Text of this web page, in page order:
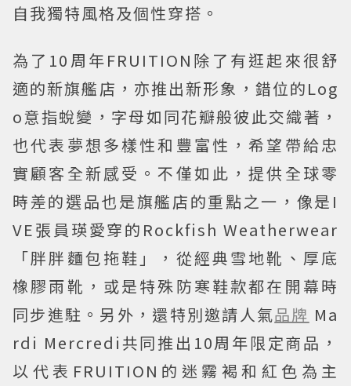
自我獨特風格及個性穿搭。
為了10周年FRUITION除了有逛起來很舒
適的新旗艦店，亦推出新形象，錯位的Log
o意指蛻變，字母如同花瓣般彼此交織著，
也代表夢想多樣性和豐富性，希望帶給忠
實顧客全新感受。不僅如此，提供全球零
時差的選品也是旗艦店的重點之一，像是I
VE張員瑛愛穿的Rockfish Weatherwear
「胖胖麵包拖鞋」，從經典雪地靴、厚底
橡膠雨靴，或是特殊防寒鞋款都在開幕時
同步進駐。另外，還特別邀請人氣品牌 Ma
rdi Mercredi共同推出10周年限定商品，
以代表FRUITION的迷霧褐和紅色為主